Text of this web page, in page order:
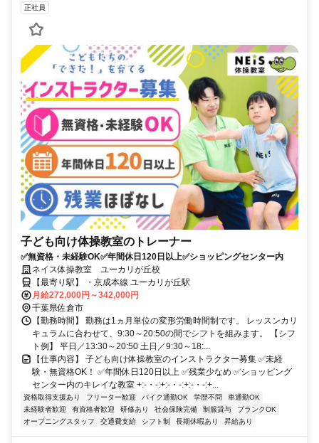
正社員
子ども向け体操教室のトレーナー
✅無資格・未経験OK✅年間休日120日以上✅ショッピングセンター内
ネイス体操教室 ユーカリが丘校
【最寄り駅】 ・京成本線 ユーカリが丘駅
月給272,000円～342,000円
千葉県佐倉市
【勤務時間】 勤務は1ヵ月単位の変形労働時間制です。 レッスンカリ
キュラムに合わせて、9:30～20:50の間でシフトを組みます。 【シフ
ト例】 平日／13:30～20:50 土日／9:30～18:...
【仕事内容】 子ども向け体操教室のインストラクター募集 ✅未経
験・無資格OK！ ✅年間休日120日以上 ✅残業少なめ ✅ショッピング
センター内のキレイな教室 +:-・-:+:-・-:+:-・-:+...
資格取得支援あり フリーター歓迎 バイク通勤OK 学歴不問
車通勤OK
未経験者歓迎
有資格者歓迎 研修あり 社会保険完備 制服貸与
ブランクOK
オープニングスタッフ
交通費支給 シフト制 長期休暇あり 昇給あり